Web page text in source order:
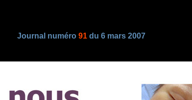
Journal numéro 91 du 6 mars 2007